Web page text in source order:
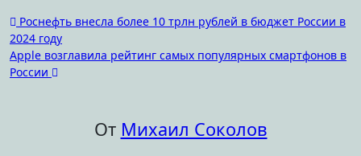
Навигация
по
записям
Роснефть внесла более 10 трлн рублей в бюджет России в
2024 году
Apple возглавила рейтинг самых популярных смартфонов в
России
От Михаил Соколов